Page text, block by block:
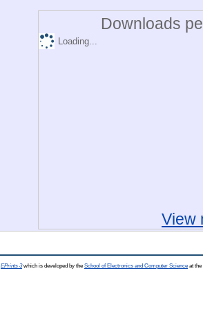
Downloads
Loading...
View
EPrints 3which is developed by the School of Electronics and Computer Science at